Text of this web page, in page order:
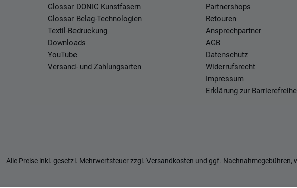
Glossar DONIC Kunstfasern
Glossar Belag-Technologien
Textil-Bedruckung
Downloads
YouTube
Versand- und Zahlungsarten
Partnershops
Retouren
Ansprechpartner
AGB
Datenschutz
Widerrufsrecht
Impressum
Erklärung zur
Alle Preise inkl. gesetzl. Mehrwertsteuer zzgl. Versandkosten und ggf. Nachnahmegebühren,